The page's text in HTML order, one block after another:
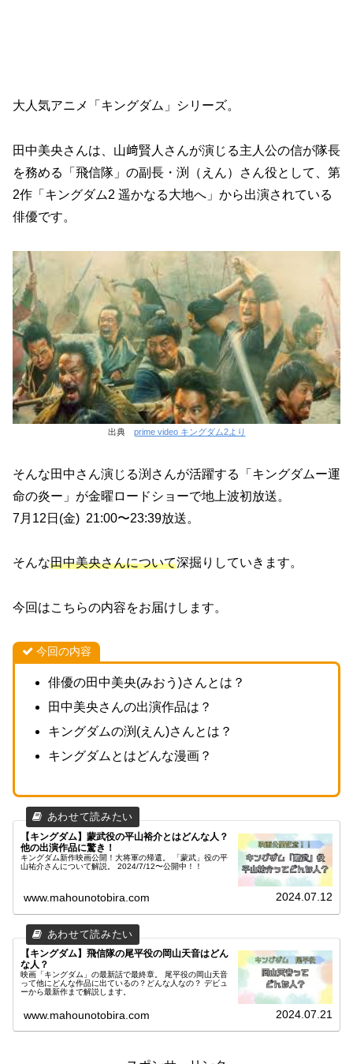
大人気アニメ「キングダム」シリーズ。
田中美央さんは、山﨑賢人さんが演じる主人公の信が隊長
を務める「飛信隊」の副長・渕（えん）さん役として、第
2作「キングダム2 遥かなる大地へ」から出演されている
俳優です。
出典 prime video キングダム2より
そんな田中さん演じる渕さんが活躍する「キングダムー運
命の炎ー」が金曜ロードショーで地上波初放送。
7月12日(金) 21:00〜23:39放送。
そんな田中美央さんについて深掘りしていきます。
今回はこちらの内容をお届けします。
今回の内容
俳優の田中美央(みおう)さんとは？
田中美央さんの出演作品は？
キングダムの渕(えん)さんとは？
キングダムとはどんな漫画？
【キングダム】蒙武役の平山裕介とはどんな人？
他の出演作品に驚き！
キングダム新作映画公開！大将軍の帰還。 「蒙武」役の平
山祐介さんについて解説。 2024/7/12〜公開中！！
www.mahounotobira.com 2024.07.12
【キングダム】飛信隊の尾平役の岡山天音はどん
な人？
映画「キングダム」の最新話で最終章。 尾平役の岡山天音
って他にどんな作品に出ているの？どんな人なの？ デビュ
ーから最新作まで解説します。
www.mahounotobira.com 2024.07.21